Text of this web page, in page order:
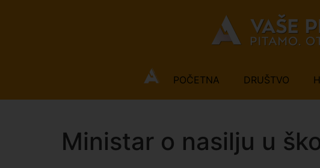
POČETNA DRUŠTVO
Ministar o nasilju u